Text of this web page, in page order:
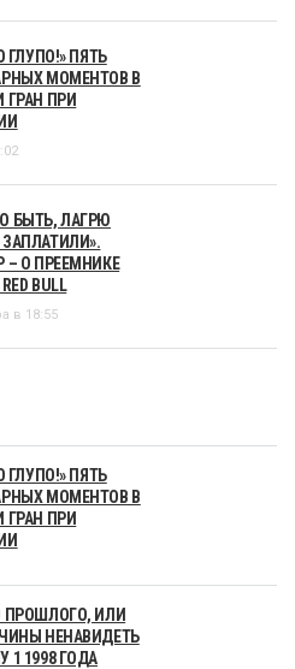
ГЛУПО!» ПЯТЬ
МОМЕНТОВ В
ГРАН ПРИ
БЫТЬ, ЛАГРЮ
– О ПРЕЕМНИКЕ
BULL
в 18:55
ГЛУПО!» ПЯТЬ
МОМЕНТОВ В
ГРАН ПРИ
ПРОШЛОГО, ИЛИ
НЕНАВИДЕТЬ
1 1998 ГОДА